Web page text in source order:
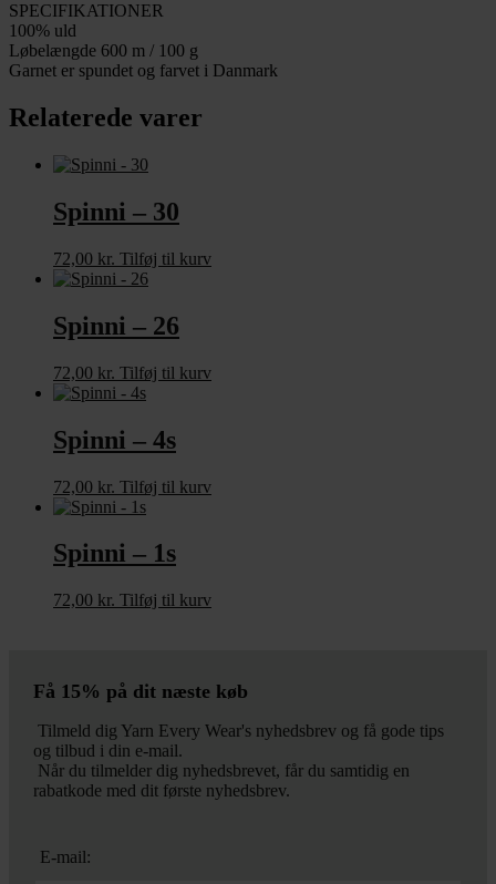
SPECIFIKATIONER
100% uld
Løbelængde 600 m / 100 g
Garnet er spundet og farvet i Danmark
Relaterede varer
Spinni – 30
72,00 kr. Tilføj til kurv
Spinni – 26
72,00 kr. Tilføj til kurv
Spinni – 4s
72,00 kr. Tilføj til kurv
Spinni – 1s
72,00 kr. Tilføj til kurv
Få 15% på dit næste køb
Tilmeld dig Yarn Every Wear's nyhedsbrev og få gode tips
og tilbud i din e-mail.
Når du tilmelder dig nyhedsbrevet, får du samtidig en
rabatkode med dit første nyhedsbrev.
E-mail: